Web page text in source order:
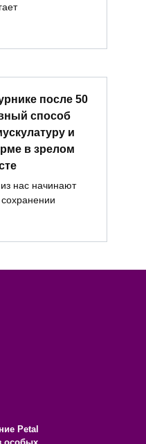
после 50
способ
и
в зрелом
нас начинают
Petal